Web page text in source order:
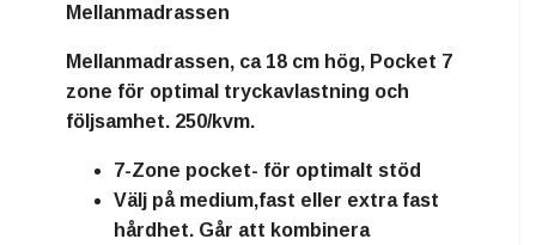
Mellanmadrassen
Mellanmadrassen, ca 18 cm hög, Pocket 7
zone för optimal tryckavlastning och
följsamhet. 250/kvm.
7-Zone pocket- för optimalt stöd
Välj på medium,fast eller extra fast
hårdhet. Går att kombinera